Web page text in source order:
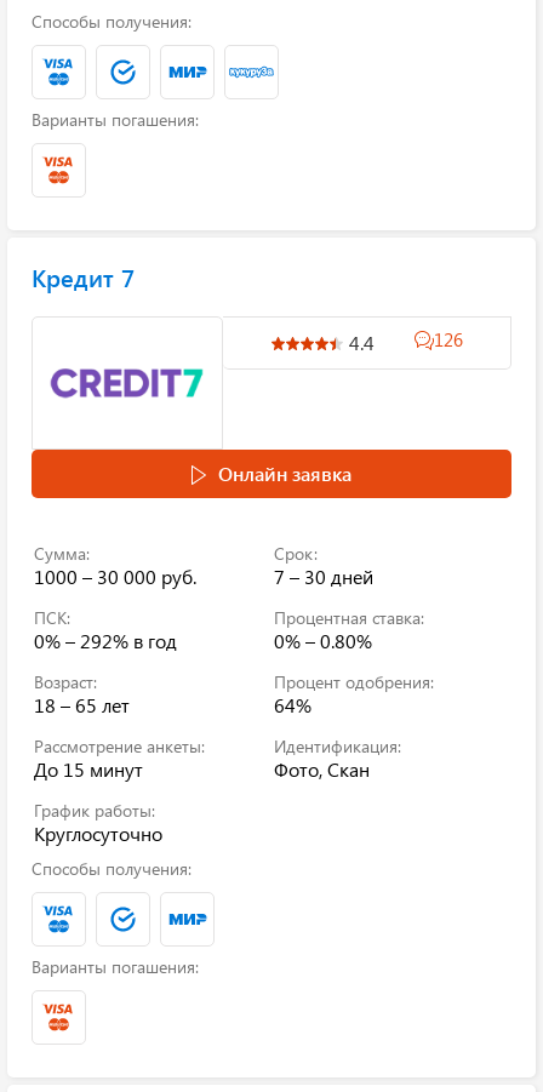
Способы получения:
Варианты погашения:
Кредит 7
4.4 126
Онлайн заявка
Сумма:
1000 – 30 000 руб.
Срок:
7 – 30 дней
ПСК:
0% – 292% в год
Процентная ставка:
0% – 0.80%
Возраст:
18 – 65 лет
Процент одобрения:
64%
Рассмотрение анкеты:
До 15 минут
Идентификация:
Фото, Скан
График работы:
Круглосуточно
Способы получения:
Варианты погашения: